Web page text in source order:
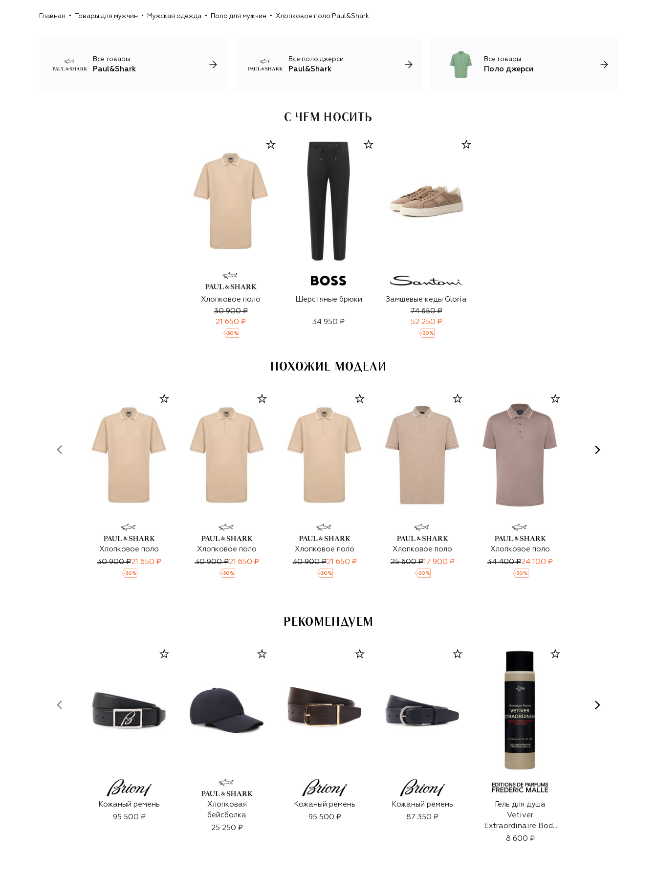
только в море, но и в городе.
Главная Товары для мужчин Мужская одежда Поло для мужчин Хлопковое поло Paul&Shark
Все товары
Paul&Shark
Все поло джерси
Paul&Shark
Все товары
Поло джерси
С ЧЕМ НОСИТЬ
Хлопковое поло
30 900 ₽
21 650 ₽
-30 %
Шерстяные брюки
34 950 ₽
Замшевые кеды Gloria
74 650 ₽
52 250 ₽
-30 %
ПОХОЖИЕ МОДЕЛИ
Хлопковое поло
30 900 ₽21 650 ₽
-30 %
Хлопковое поло
30 900 ₽21 650 ₽
-30 %
Хлопковое поло
30 900 ₽21 650 ₽
-30 %
Хлопковое поло
25 600 ₽17 900 ₽
-30 %
Хлопковое поло
34 400 ₽24 100 ₽
-30 %
РЕКОМЕНДУЕМ
Кожаный ремень
95 500 ₽
Хлопковая
бейсболка
25 250 ₽
Кожаный ремень
95 500 ₽
Кожаный ремень
87 350 ₽
Гель для душа
Vetiver
Extraordinaire Body
Wash (200ml)
8 600 ₽